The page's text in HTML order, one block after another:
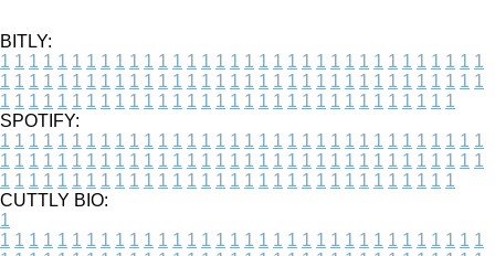
BITLY:
1 1 1 1 1 1 1 1 1 1 1 1 1 1 1 1 1 1 1 1 1 1 1 1 1 1 1 1 1 1 1 1 1 1
1 1 1 1 1 1 1 1 1 1 1 1 1 1 1 1 1 1 1 1 1 1 1 1 1 1 1 1 1 1 1 1 1 1
1 1 1 1 1 1 1 1 1 1 1 1 1 1 1 1 1 1 1 1 1 1 1 1 1 1 1 1 1 1 1 1
SPOTIFY:
1 1 1 1 1 1 1 1 1 1 1 1 1 1 1 1 1 1 1 1 1 1 1 1 1 1 1 1 1 1 1 1 1 1
1 1 1 1 1 1 1 1 1 1 1 1 1 1 1 1 1 1 1 1 1 1 1 1 1 1 1 1 1 1 1 1 1 1
1 1 1 1 1 1 1 1 1 1 1 1 1 1 1 1 1 1 1 1 1 1 1 1 1 1 1 1 1 1 1 1
CUTTLY BIO:
1
1 1 1 1 1 1 1 1 1 1 1 1 1 1 1 1 1 1 1 1 1 1 1 1 1 1 1 1 1 1 1 1 1 1